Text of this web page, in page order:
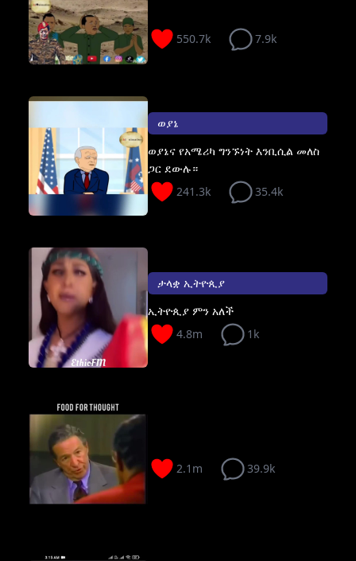
550.7k 7.9k
ወያኔ
ወያኔና የአሜሪካ ግንኙነት እንቢሲል መለስ
ጋር ደውሉ።
241.3k
35.4k
ታላቋ ኢትዮጲያ
ኢትዮጲያ ምን አለች
4.8m
1k
2.1m 39.9k